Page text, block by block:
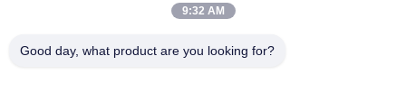
Ons adres
9:32 AM
Good day, what product are you looking for?